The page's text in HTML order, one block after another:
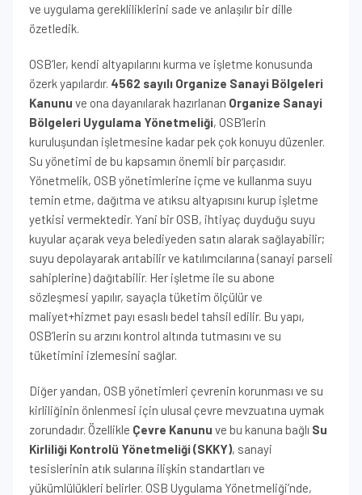
ve uygulama gerekliliklerini sade ve anlaşılır bir dille
özetledik.
OSB’ler, kendi altyapılarını kurma ve işletme konusunda
özerk yapılardır. 4562 sayılı Organize Sanayi Bölgeleri
Kanunu ve ona dayanılarak hazırlanan Organize Sanayi
Bölgeleri Uygulama Yönetmeliği, OSB’lerin
kuruluşundan işletmesine kadar pek çok konuyu düzenler.
Su yönetimi de bu kapsamın önemli bir parçasıdır.
Yönetmelik, OSB yönetimlerine içme ve kullanma suyu
temin etme, dağıtma ve atıksu altyapısını kurup işletme
yetkisi vermektedir. Yani bir OSB, ihtiyaç duyduğu suyu
kuyular açarak veya belediyeden satın alarak sağlayabilir;
suyu depolayarak arıtabilir ve katılımcılarına (sanayi parseli
sahiplerine) dağıtabilir. Her işletme ile su abone
sözleşmesi yapılır, sayaçla tüketim ölçülür ve
maliyet+hizmet payı esaslı bedel tahsil edilir. Bu yapı,
OSB’lerin su arzını kontrol altında tutmasını ve su
tüketimini izlemesini sağlar.
Diğer yandan, OSB yönetimleri çevrenin korunması ve su
kirliliğinin önlenmesi için ulusal çevre mevzuatına uymak
zorundadır. Özellikle Çevre Kanunu ve bu kanuna bağlı Su
Kirliliği Kontrolü Yönetmeliği (SKKY), sanayi
tesislerinin atık sularına ilişkin standartları ve
yükümlülükleri belirler. OSB Uygulama Yönetmeliği’nde,